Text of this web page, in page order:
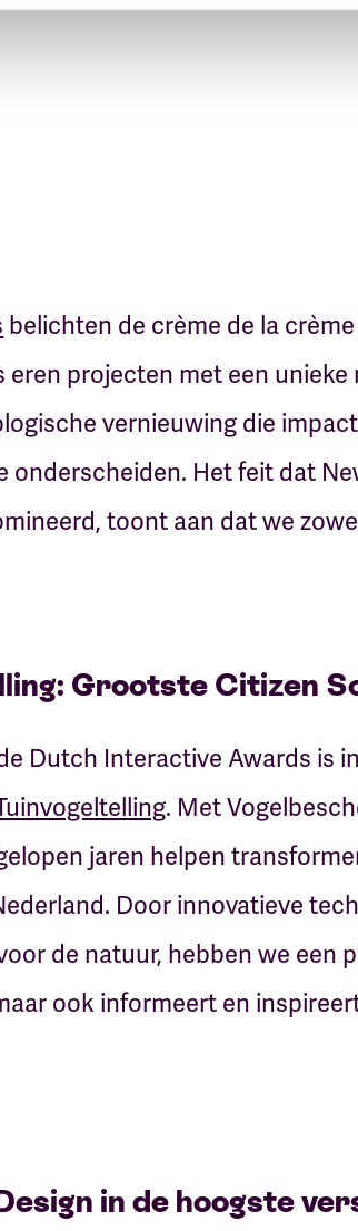
belichten de crème de la
projecten met een unieke
vernieuwing die
onderscheiden. Het feit dat
toont aan dat we
Grootste Citizen
Dutch Interactive Awards is
. Met
jaren helpen
Door innovatieve
de natuur, hebben we een
ook informeert en
in de hoogste